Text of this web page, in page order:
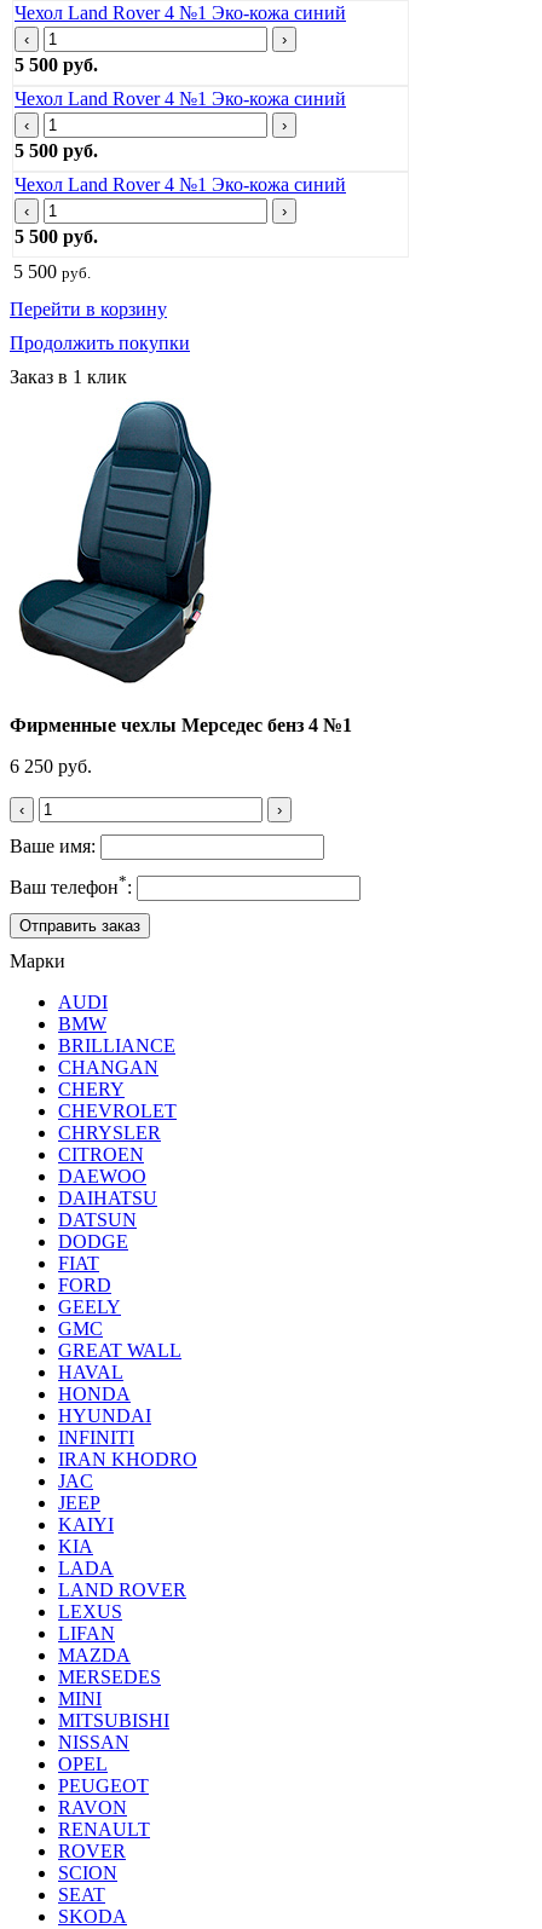
Чехол Land Rover 4 №1 Эко-кожа синий
‹ ›
5 500 руб.
Чехол Land Rover 4 №1 Эко-кожа синий
‹ ›
5 500 руб.
Чехол Land Rover 4 №1 Эко-кожа синий
‹ ›
5 500 руб.
5 500 руб.
Перейти в корзину
Продолжить покупки
Заказ в 1 клик
Фирменные чехлы Мерседес бенз 4 №1
6 250 руб.
‹ ›
Ваше имя:
Ваш телефон*:
Марки
AUDI
BMW
BRILLIANCE
CHANGAN
CHERY
CHEVROLET
CHRYSLER
CITROEN
DAEWOO
DAIHATSU
DATSUN
DODGE
FIAT
FORD
GEELY
GMC
GREAT WALL
HAVAL
HONDA
HYUNDAI
INFINITI
IRAN KHODRO
JAC
JEEP
KAIYI
KIA
LADA
LAND ROVER
LEXUS
LIFAN
MAZDA
MERSEDES
MINI
MITSUBISHI
NISSAN
OPEL
PEUGEOT
RAVON
RENAULT
ROVER
SCION
SEAT
SKODA